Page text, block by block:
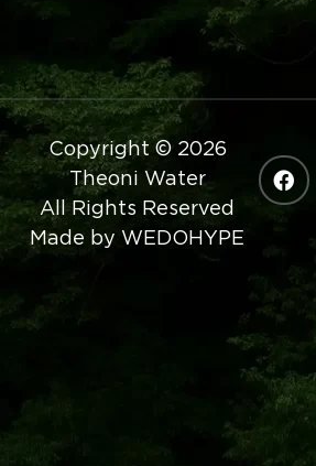
Copyright © 2026
Theoni Water
All Rights Reserved
Made by WEDOHYPE